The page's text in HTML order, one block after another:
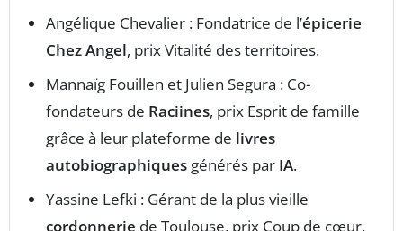
Angélique Chevalier : Fondatrice de l’épicerie
Chez Angel, prix Vitalité des territoires.
Mannaïg Fouillen et Julien Segura : Co-
fondateurs de Raciines, prix Esprit de famille
grâce à leur plateforme de livres
autobiographiques générés par IA.
Yassine Lefki : Gérant de la plus vieille
cordonnerie de Toulouse, prix Coup de cœur.